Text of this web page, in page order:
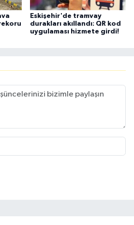
Eskişehir'de tramvay
durakları akıllandı: QR kod
uygulaması hizmete girdi!